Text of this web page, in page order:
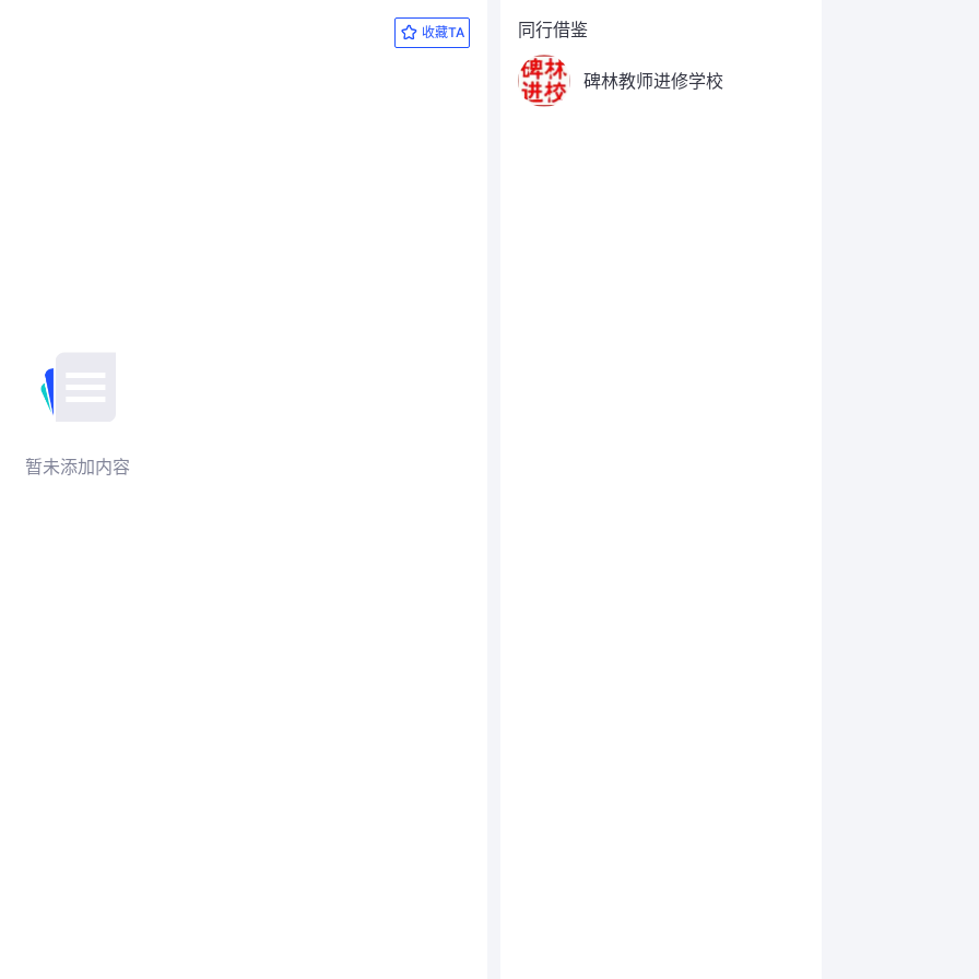
收藏TA
暂未添加内容
同行借鉴
碑林教师进修学校